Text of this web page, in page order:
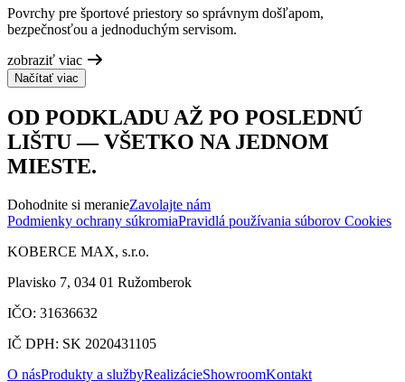
Povrchy pre športové priestory so správnym došľapom,
bezpečnosťou a jednoduchým servisom.
zobraziť viac
Načítať viac
OD PODKLADU AŽ PO POSLEDNÚ
LIŠTU — VŠETKO NA JEDNOM
MIESTE.
Dohodnite si meranieZavolajte nám
Podmienky ochrany súkromiaPravidlá používania súborov Cookies
KOBERCE MAX, s.r.o.
Plavisko 7, 034 01 Ružomberok
IČO: 31636632
IČ DPH: SK 2020431105
O násProdukty a službyRealizácieShowroomKontakt